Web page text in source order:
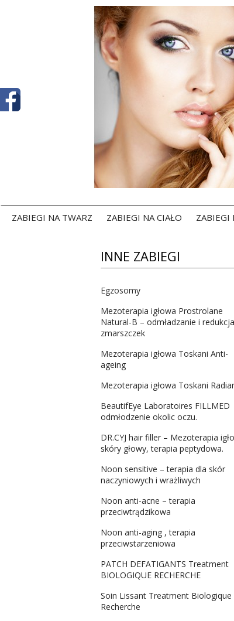
ZABIEGI NA TWARZ ZABIEGI NA CIAŁO ZABIEGI
INNE ZABIEGI
Egzosomy
Mezoterapia igłowa Prostrolane
Natural-B – odmładzanie i redukcja
zmarszczek
Mezoterapia igłowa Toskani Anti-
ageing
Mezoterapia igłowa Toskani
BeautifEye Laboratoires FILLMED
odmłodzenie okolic oczu.
DR.CYJ hair filler – Mezoterapia
skóry głowy, terapia peptydowa.
Noon sensitive – terapia dla skór
naczyniowych i wrażliwych
Noon anti-acne – terapia
przeciwtrądzikowa
Noon anti-aging , terapia
przeciwstarzeniowa
PATCH DEFATIGANTS Treatment
BIOLOGIQUE RECHERCHE
Soin Lissant Treatment Biologique
Recherche